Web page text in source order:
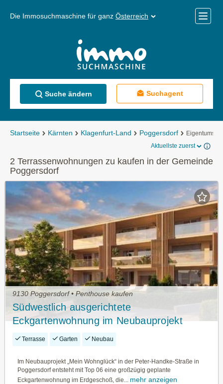
Die Immosuchmaschine für ganz Österreich
Menü
Suche ändern Suchagent
Startseite Kärnten Klagenfurt-Land Poggersdorf
Aktuellste zuerst
2 Terrassenwohnungen zu kaufen in der Gemeinde
Poggersdorf
9130 Poggersdorf • Penthouse kaufen
Südwestlich ausgerichtete
Eckgartenwohnung im Neubauprojekt
"Mein Wohnglück" in Poggersdorf
Terrasse Garten Neubau
Im Neubauprojekt „Mein Wohnglück“ in der Peter-Handke-Straße in
Poggersdorf entsteht mit Top 06 eine großzügig geplante
Eckgartenwohnung im Erdgeschoß, die...
mehr anzeigen